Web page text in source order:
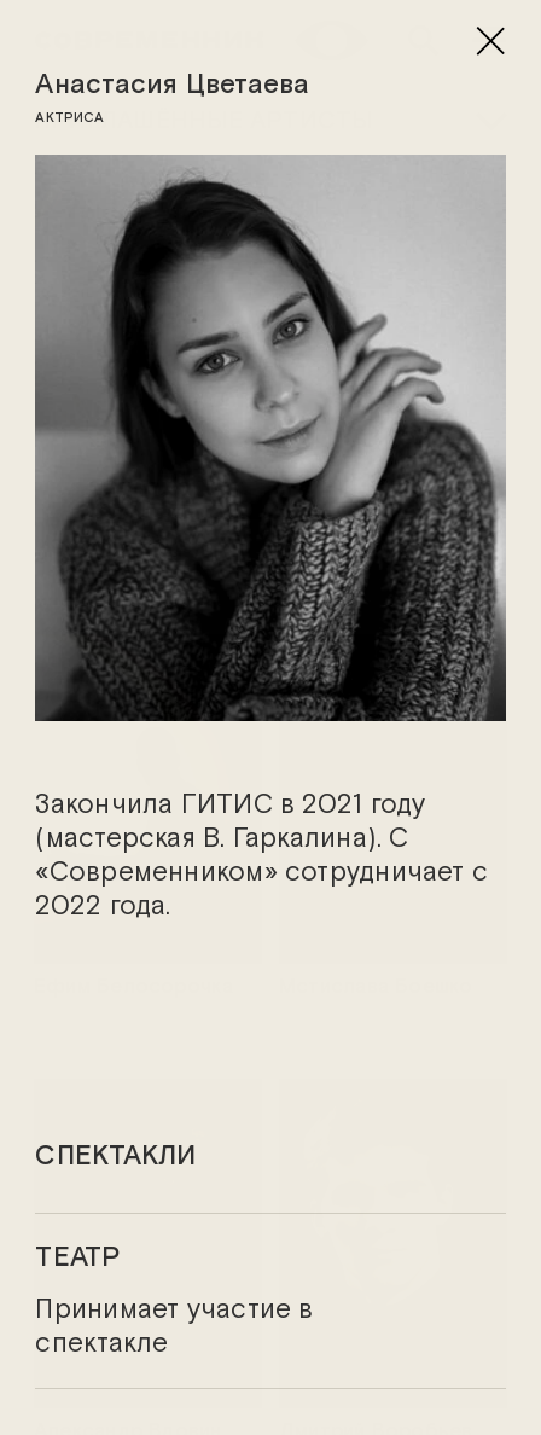
ПРИГЛАШЁННЫЕ АРТИСТЫ
Василий Аникеев
Марина Адамович
Анастасия Цветаева
АКТРИСА
Закончила ГИТИС в 2021 году
(мастерская В. Гаркалина). С
«Современником» сотрудничает с
2022 года.
СПЕКТАКЛИ
ТЕАТР
Принимает участие в
спектакле